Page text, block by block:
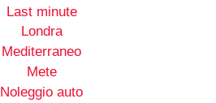
Last minute
Londra
Mediterraneo
Mete
Noleggio auto